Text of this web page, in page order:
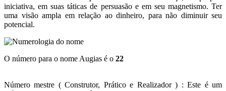
iniciativa, em suas táticas de persuasão e em seu magnetismo. Ter
uma visão ampla em relação ao dinheiro, para não diminuir seu
potencial.
O número para o nome Augias é o 22
Número mestre ( Construtor, Prático e Realizador ) : Este é um